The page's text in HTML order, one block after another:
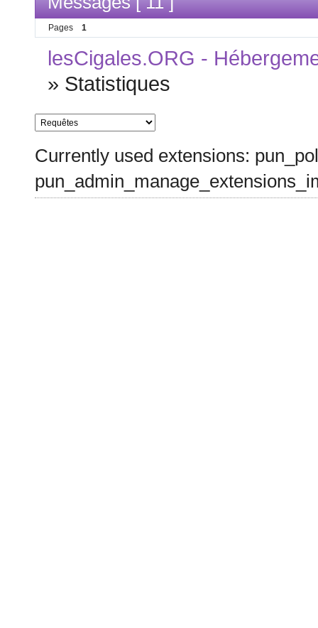
Pages 1
lesCigales.ORG -
» Statistiques
Currently used extensions: